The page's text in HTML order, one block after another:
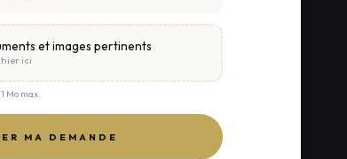
et images pertinents
ici
Mo max.
MA DEMANDE